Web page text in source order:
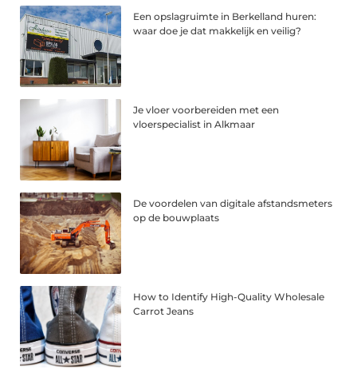
Een opslagruimte in Berkelland huren:
waar doe je dat makkelijk en veilig?
Je vloer voorbereiden met een
vloerspecialist in Alkmaar
De voordelen van digitale afstandsmeters
op de bouwplaats
How to Identify High-Quality Wholesale
Carrot Jeans